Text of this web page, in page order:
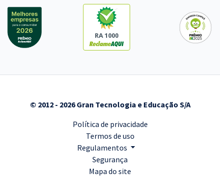
RA 1000
© 2012 - 2026 Gran Tecnologia e Educação S/A
Política de privacidade
Termos de uso
Regulamentos
Segurança
Mapa do site